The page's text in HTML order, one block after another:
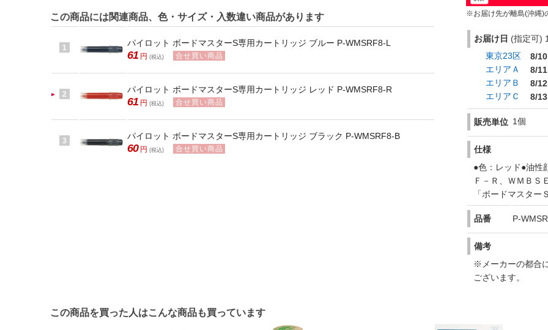
※お届け先が離島(沖縄)
お届け日 (指定可)
東京23区
8/10
エリアＡ
8/11
エリアＢ
8/12
エリアＣ
8/13
販売単位 1個
仕様
●色：レッド●油性
Ｆ－Ｒ、ＷＭＢＳ
「ボードマスタ
品番 P-
備考
※メーカーの都合
ございます。
この商品には関連商品、色・サイズ・入数違い商品があります
1 パイロット ボードマスターS専用カートリッジ ブルー P-WMSRF8-L
61 円 (税込) 合せ買い商品
2 パイロット ボードマスターS専用カートリッジ レッド P-WMSRF8-R
61 円 (税込) 合せ買い商品
3 パイロット ボードマスターS専用カートリッジ ブラック P-WMSRF8-B
60 円 (税込) 合せ買い商品
この商品を買った人はこんな商品も買っています